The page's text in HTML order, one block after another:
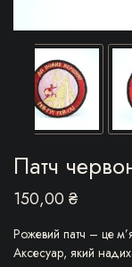
Патч
150,00 ₴
Рожевий патч – це
Аксесуар, який